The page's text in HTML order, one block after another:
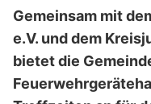
Gemeinsam mit
e.V. und dem
bietet die